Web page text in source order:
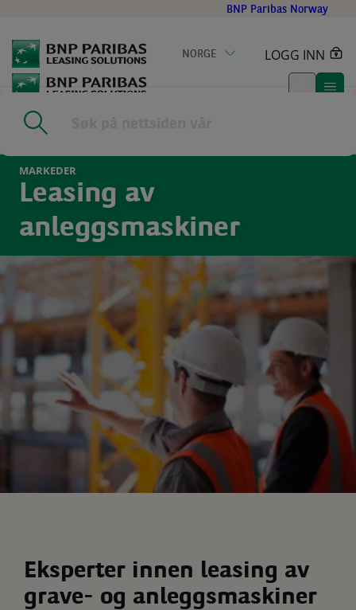
main
content
BNP Paribas Norway
NORGE LOGG INN
Home
MARKEDER
Leasing av
anleggsmaskiner
Eksperter innen leasing av
grave- og anleggsmaskiner